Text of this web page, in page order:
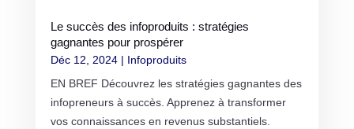
Le succès des infoproduits : stratégies
gagnantes pour prospérer
Déc 12, 2024| Infoproduits
EN BREF Découvrez les stratégies gagnantes des
infopreneurs à succès. Apprenez à transformer
vos connaissances en revenus substantiels.